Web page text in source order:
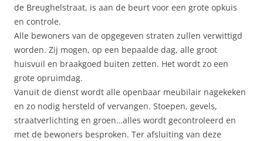
de Breughelstraat, is aan de beurt voor een grote opkuis
en controle.
Alle bewoners van de opgegeven straten zullen verwittigd
worden. Zij mogen, op een bepaalde dag, alle groot
huisvuil en braakgoed buiten zetten. Het wordt zo een
grote opruimdag.
Vanuit de dienst wordt alle openbaar meubilair nagekeken
en zo nodig hersteld of vervangen. Stoepen, gevels,
straatverlichting en groen…alles wordt gecontroleerd en
met de bewoners besproken. Ter afsluiting van deze